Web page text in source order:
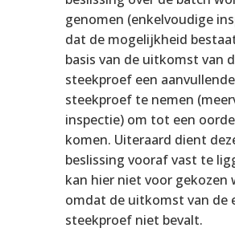
genomen (enkelvoudige
dat de mogelijkheid
basis van de uitkomst van
steekproef een aanvullende
steekproef te nemen
inspectie) om tot een
komen. Uiteraard dient
beslissing vooraf vast te
kan hier niet voor gekozen
omdat de uitkomst van de
steekproef niet bevalt.